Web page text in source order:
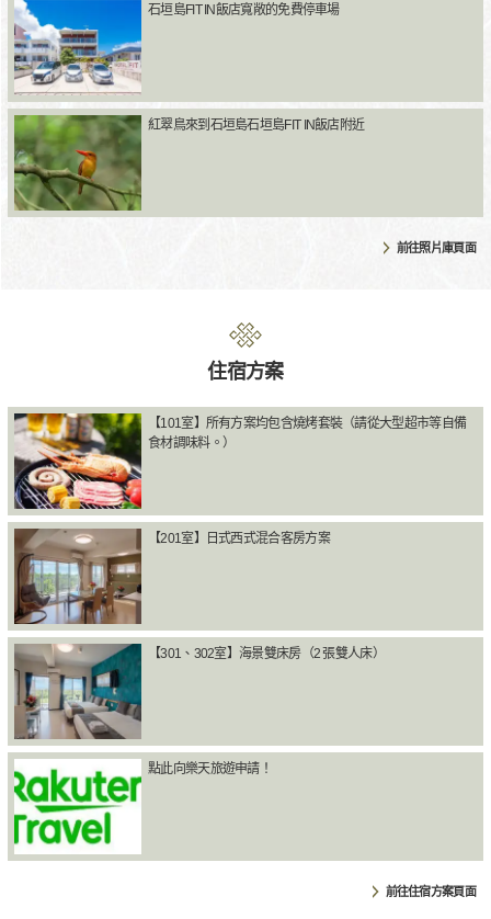
石垣島FIT IN飯店寬敞的免費停車場
紅翠鳥來到石垣島石垣島FIT IN飯店附近
前往照片庫頁面
住宿方案
【101室】所有方案均包含燒烤套裝（請從大型超市等自備
食材調味料。）
【201室】日式西式混合客房方案
【301、302室】海景雙床房（2 張雙人床）
點此向樂天旅遊申請！
前往住宿方案頁面